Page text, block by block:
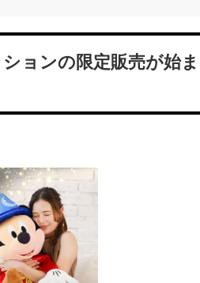
ョンの限定販売が始ま